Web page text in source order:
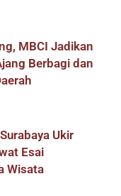
MBCI Jadikan
Berbagi dan
Ukir
Esai
Wisata